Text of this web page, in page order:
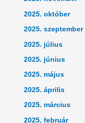
2025. október
2025. szeptember
2025. július
2025. június
2025. május
2025. április
2025. március
2025. február